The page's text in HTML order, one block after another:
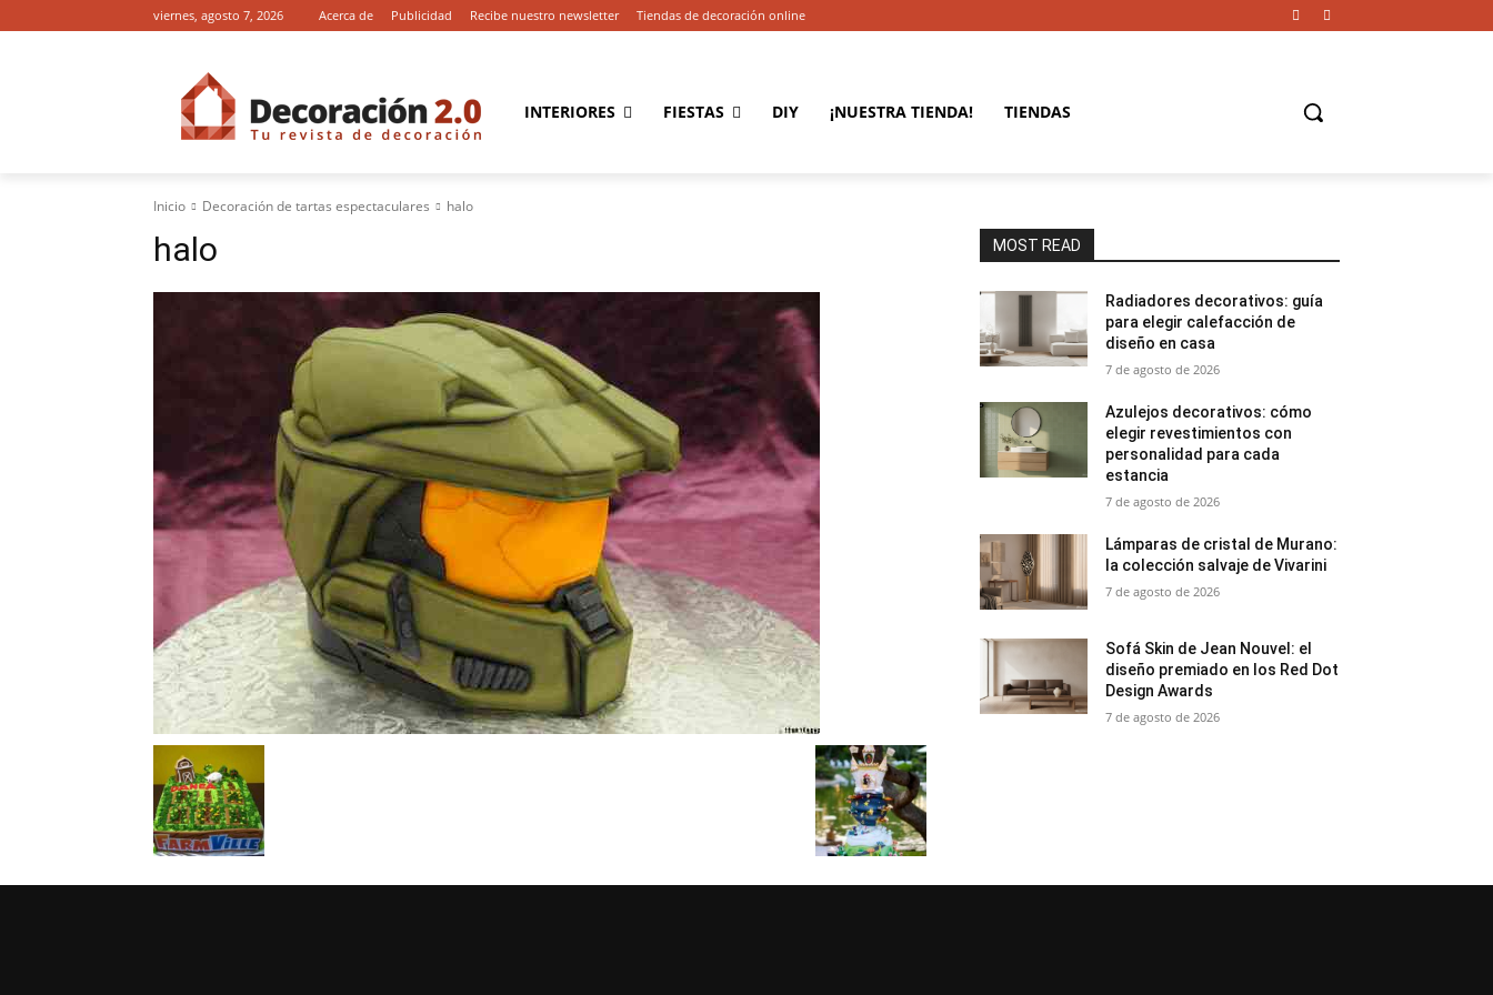
viernes, agosto 7, 2026 Acerca de Publicidad Recibe nuestro newsletter Tiendas de decoración online
INTERIORES FIESTAS DIY ¡NUESTRA TIENDA! TIENDAS
Inicio Decoración de tartas espectaculares halo
halo MOST READ
Radiadores decorativos: guía
para elegir calefacción de
diseño en casa
7 de agosto de 2026
Azulejos decorativos: cómo
elegir revestimientos con
personalidad para cada
estancia
7 de agosto de 2026
Lámparas de cristal de Murano:
la colección salvaje de Vivarini
7 de agosto de 2026
Sofá Skin de Jean Nouvel: el
diseño premiado en los Red Dot
Design Awards
7 de agosto de 2026